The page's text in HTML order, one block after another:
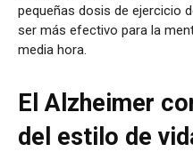
pequeñas dosis de ejercicio
ser más efectivo para la
media hora.
El Alzheimer
del estilo de